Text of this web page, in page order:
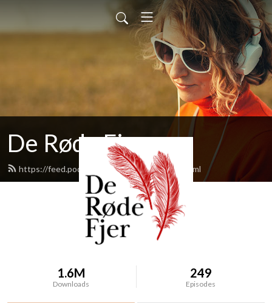
De Røde Fjer
https://feed.podbean.com/deroedefjer/feed.xml
1.6M
Downloads
249
Episodes